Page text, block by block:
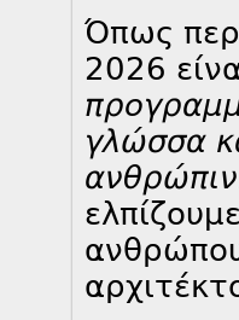
Όπως
2026
γλώσσα